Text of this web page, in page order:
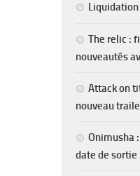
The relic :
nouveautés
Attack on
nouveau
Onimusha
date de sortie